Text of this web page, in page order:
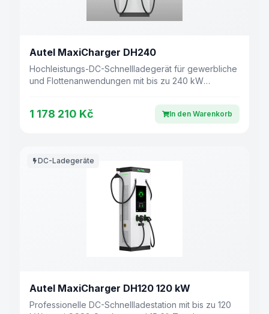
Autel MaxiCharger DH240
Hochleistungs-DC-Schnellladegerät für gewerbliche
und Flottenanwendungen mit bis zu 240 kW
1 178 210 Kč In den Warenkorb
DC-Ladegeräte
Autel MaxiCharger DH120 120 kW
Professionelle DC-Schnellladestation mit bis zu 120